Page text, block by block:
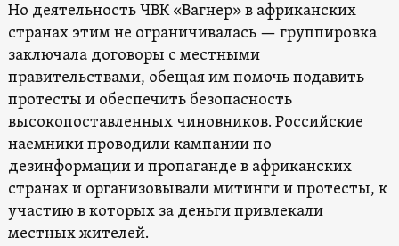
Но деятельность ЧВК «Вагнер» в африканских
странах этим не ограничивалась — группировка
заключала договоры с местными
правительствами, обещая им помочь подавить
протесты и обеспечить безопасность
высокопоставленных чиновников. Российские
наемники проводили кампании по
дезинформации и пропаганде в африканских
странах и организовывали митинги и протесты, к
участию в которых за деньги привлекали
местных жителей.